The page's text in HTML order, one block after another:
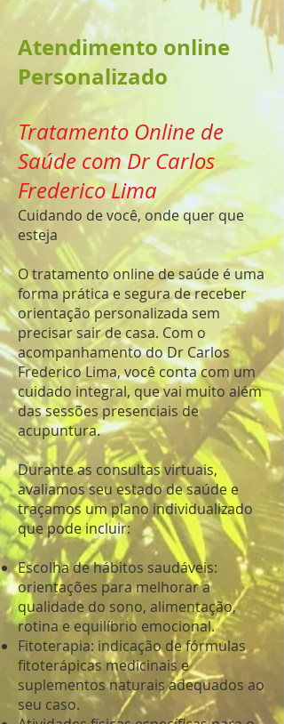
Atendimento online
Personalizado
Tratamento Online de
Saúde com Dr Carlos
Frederico Lima
Cuidando de você, onde quer que
esteja
O tratamento online de saúde é uma
forma prática e segura de receber
orientação personalizada sem
precisar sair de casa. Com o
acompanhamento do Dr Carlos
Frederico Lima, você conta com um
cuidado integral, que vai muito além
das sessões presenciais de
acupuntura.
Durante as consultas virtuais,
avaliamos seu estado de saúde e
traçamos um plano individualizado
que pode incluir:
Escolha de hábitos saudáveis:
orientações para melhorar a
qualidade do sono, alimentação,
rotina e equilíbrio emocional.
Fitoterapia: indicação de fórmulas
fitoterápicas medicinais e
suplementos naturais adequados ao
seu caso.